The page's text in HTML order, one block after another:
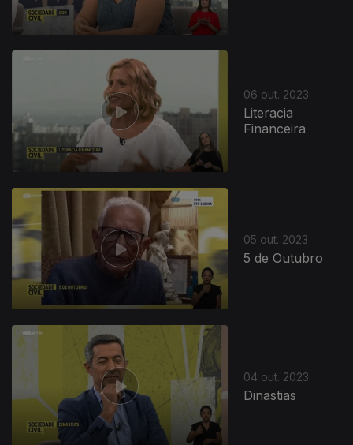
06 out. 2023
Literacia
Financeira
05 out. 2023
5 de Outubro
04 out. 2023
Dinastias